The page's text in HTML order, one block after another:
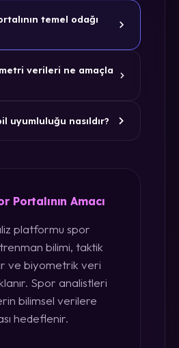
temel odağı
verileri ne amaçla
uyumluluğu nasıldır?
Portalının Amacı
platformu spor
bilimi, taktik
ve biyometrik veri
Spor analistleri
bilimsel verilere
hedeflenir.